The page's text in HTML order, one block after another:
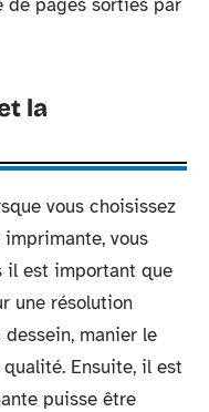
la
vous choisissez
vous
il est important que
une résolution
manier le
Ensuite, il est
puisse être